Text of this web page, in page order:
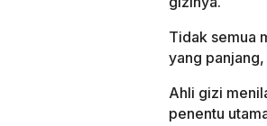
Tidak semua
yang
Ahli gizi
penentu